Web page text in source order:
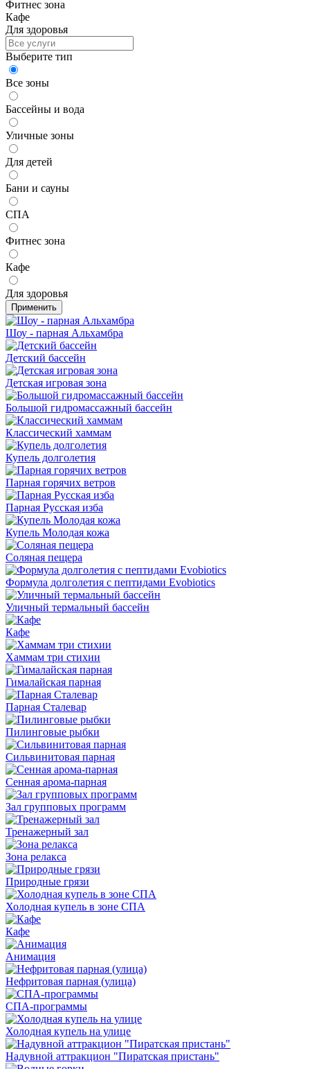
Фитнес зона
Кафе
Для здоровья
Выберите тип
Все зоны
Бассейны и вода
Уличные зоны
Для детей
Бани и сауны
СПА
Фитнес зона
Кафе
Для здоровья
Применить
Шоу - парная Альхамбра
Детский бассейн
Детская игровая зона
Большой гидромассажный бассейн
Классический хаммам
Купель долголетия
Парная горячих ветров
Парная Русская изба
Купель Молодая кожа
Соляная пещера
Формула долголетия с пептидами Evobiotics
Уличный термальный бассейн
Кафе
Хаммам три стихии
Гималайская парная
Парная Сталевар
Пилинговые рыбки
Сильвинитовая парная
Сенная арома-парная
Зал групповых программ
Тренажерный зал
Зона релакса
Природные грязи
Холодная купель в зоне СПА
Кафе
Анимация
Нефритовая парная (улица)
СПА-программы
Холодная купель на улице
Надувной аттракцион "Пиратская пристань"